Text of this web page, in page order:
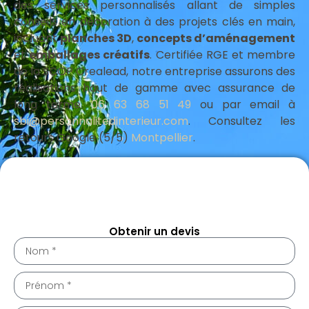
des services personnalisés allant de simples
conseils en décoration à des projets clés en main,
incluantplanches 3D, concepts d’aménagement
etemballages créatifs. Certifiée RGE et membre
de la SCOP Crealead, notre entreprise assurons des
réalisations haut de gamme avec assurance de
long terme.06 63 68 51 49 ou par email à
sbi@personnalitedinterieur.com. Consultez les
retours Google (5/5) Montpellier.
Obtenir un devis